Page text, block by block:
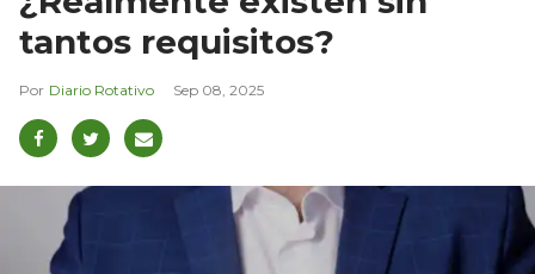
tantos requisitos?
Diario Rotativo Sep 08, 2025